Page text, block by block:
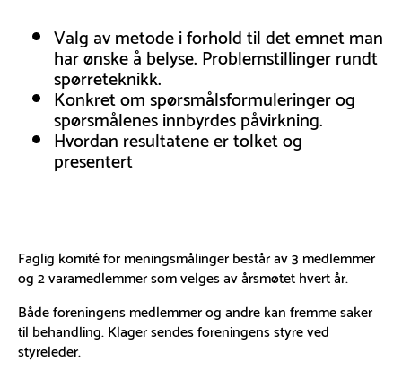
Valg av metode i forhold til det emnet man
har ønske å belyse. Problemstillinger rundt
spørreteknikk.
Konkret om spørsmålsformuleringer og
spørsmålenes innbyrdes påvirkning.
Hvordan resultatene er tolket og
presentert
Faglig komité for meningsmålinger består av 3 medlemmer
og 2 varamedlemmer som velges av årsmøtet hvert år.
Både foreningens medlemmer og andre kan fremme saker
til behandling. Klager sendes foreningens styre ved
styreleder.